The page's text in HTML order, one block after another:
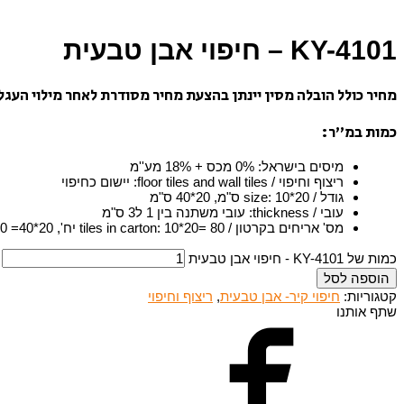
KY-4101 – חיפוי אבן טבעית
מחיר כולל הובלה מסין יינתן בהצעת מחיר מסודרת לאחר מילוי
כמות במ”ר:
מיסים בישראל: 0% מכס + 18% מע''מ
ריצוף וחיפוי / floor tiles and wall tiles
: יישום כחיפוי
גודל / size
: 10*20 ס"מ, 20*40 ס"מ
עובי / thickness
: עובי משתנה בין 1 ל3 ס"מ
מס' אריחים בקרטון / tiles in carton
: 10*20= 80 יח', 20*40= 10 יח'
כמות של KY-4101 - חיפוי אבן טבעית
הוספה לסל
קטגוריות: חיפוי קיר- אבן טבעית, ריצוף וחיפוי
שתף אותנו